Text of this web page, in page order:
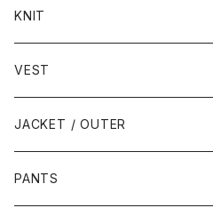
KNIT
VEST
JACKET / OUTER
PANTS